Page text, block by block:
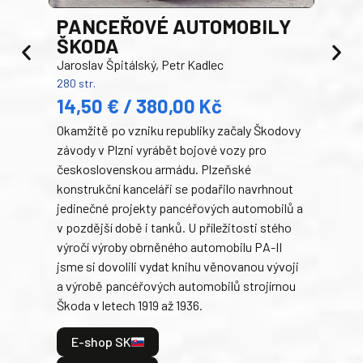
PANCEŘOVÉ AUTOMOBILY
ŠKODA
Jaroslav Špitálský, Petr Kadlec
280 str.
14,50 € / 380,00 Kč
Okamžitě po vzniku republiky začaly Škodovy
závody v Plzni vyrábět bojové vozy pro
československou armádu. Plzeňské
konstrukční kanceláři se podařilo navrhnout
jedinečné projekty pancéřových automobilů a
v pozdější době i tanků. U příležitosti stého
výročí výroby obrněného automobilu PA-II
jsme si dovolili vydat knihu věnovanou vývoji
a výrobě pancéřových automobilů strojírnou
Škoda v letech 1919 až 1936.
E-shop SK